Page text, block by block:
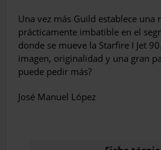
Una vez más Guild establece una
prácticamente imbatible en el
donde se mueve la Starfire I Jet
imagen, originalidad y una gran
puede pedir más?
José Manuel López